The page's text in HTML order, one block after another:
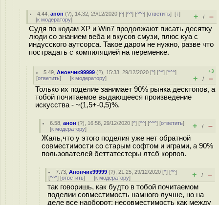
4.44 ,анон (?), 14:32, 29/12/2020 [^] [^^] [^^^] [ответить][↓]
[к модератору] + / –
Судя по кодам ХР и Win7 продолжают писать десятку
люди со знанием веба и вкусов смузи, плюс куа с
индусского аутсорса. Такое даром не нужно, разве что
пострадать с компиляцией на переменке.
5.49 ,Анончик99999 (?), 15:33, 29/12/2020 [^] [^^] [^^^]
[ответить] [к модератору]
+3
+ / –
Только их поделие занимает 90% рынка десктопов, а
тобой почитаемое выдающееся произведение
искусства - ~(1,5+-0,5)%.
6.58 ,анон (?), 16:58, 29/12/2020 [^] [^^] [^^^] [ответить]
[к модератору] + / –
Жаль,что у этого поделия уже нет обратной
совместимости со старым софтом и играми, а 90%
пользователей беттатестеры лтсб корпов.
7.73 ,Анончик99999 (?), 21:25, 29/12/2020 [^] [^^]
[^^^] [ответить] [к модератору] + / –
так говоришь, как будто в тобой почитаемом
поделии совместимость намного лучше, но на
деле все наоборот: несовместимость как между